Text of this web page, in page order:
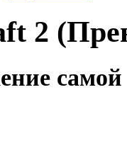
2